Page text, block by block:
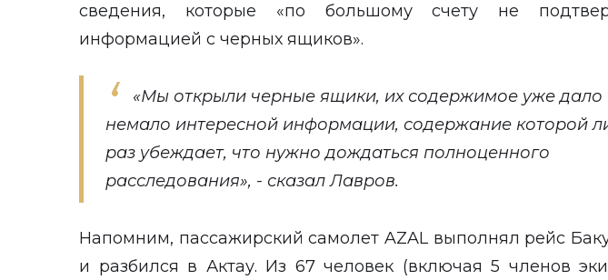
сведения, которые «по большому счету не
информацией с черных ящиков».
«Мы открыли черные ящики, их содержимое уже дало
немало интересной информации, содержание которой
раз убеждает, что нужно дождаться полноценного
расследования», - сказал Лавров.
Напомним, пассажирский самолет AZAL выполнял рейс
и разбился в Актау. Из 67 человек (включая 5 членов